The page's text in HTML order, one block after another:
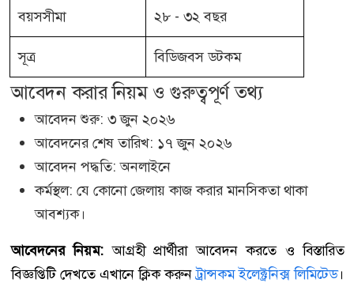
বয়সসীমা ২৮ - ৩২ বছর
সূত্র বিডিজবস ডটকম
আবেদন করার নিয়ম ও গুরুত্বপূর্ণ তথ্য
আবেদন শুরু: ৩ জুন ২০২৬
আবেদনের শেষ তারিখ: ১৭ জুন ২০২৬
আবেদন পদ্ধতি: অনলাইনে
কর্মস্থল: যে কোনো জেলায় কাজ করার মানসিকতা থাকা
আবশ্যক।
আবেদনের নিয়ম: আগ্রহী প্রার্থীরা আবেদন করতে ও বিস্তারিত
বিজ্ঞপ্তিটি দেখতে এখানে ক্লিক করুনট্রান্সকম ইলেক্ট্রনিক্স লিমিটেড।